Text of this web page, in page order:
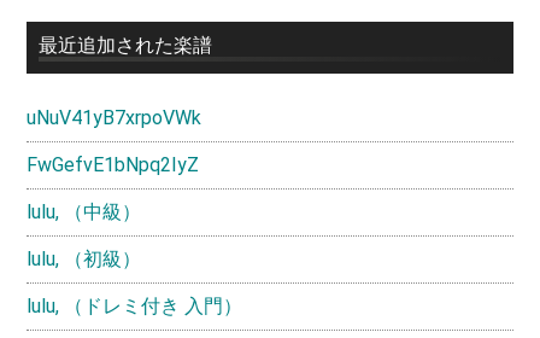
最近追加された楽譜
uNuV41yB7xrpoVWk
FwGefvE1bNpq2IyZ
lulu, （中級）
lulu, （初級）
lulu, （ドレミ付き 入門）